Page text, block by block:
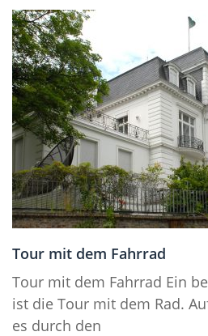
Tour mit dem Fahrrad
Tour mit dem Fahrrad Ein
ist die Tour mit dem Rad.
es durch den